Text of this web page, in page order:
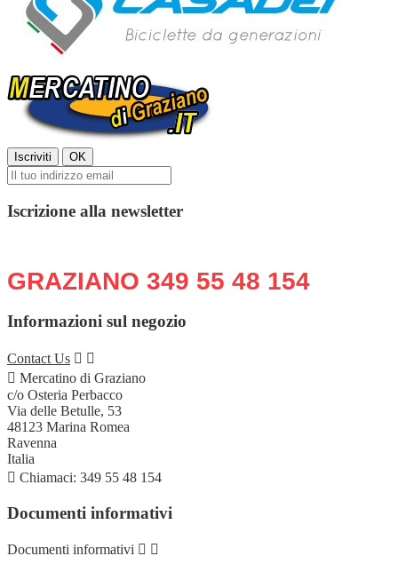
Iscrizione alla newsletter
GRAZIANO 349 55 48 154
Informazioni sul negozio
Contact Us  
 Mercatino di Graziano
c/o Osteria Perbacco
Via delle Betulle, 53
48123 Marina Romea
Ravenna
Italia
 Chiamaci: 349 55 48 154
Documenti informativi
Documenti informativi  